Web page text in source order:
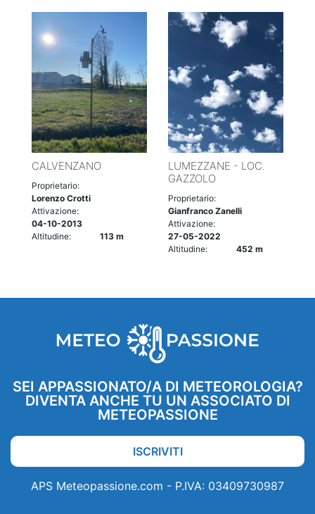
CALVENZANO
Proprietario:
Lorenzo Crotti
Attivazione:
04-10-2013
Altitudine:
113 m
LUMEZZANE - LOC.
GAZZOLO
Proprietario:
Gianfranco Zanelli
Attivazione:
27-05-2022
Altitudine:
452 m
SEI APPASSIONATO/A DI METEOROLOGIA?
DIVENTA ANCHE TU UN ASSOCIATO DI
METEOPASSIONE
ISCRIVITI
APS Meteopassione.com - P.IVA: 03409730987